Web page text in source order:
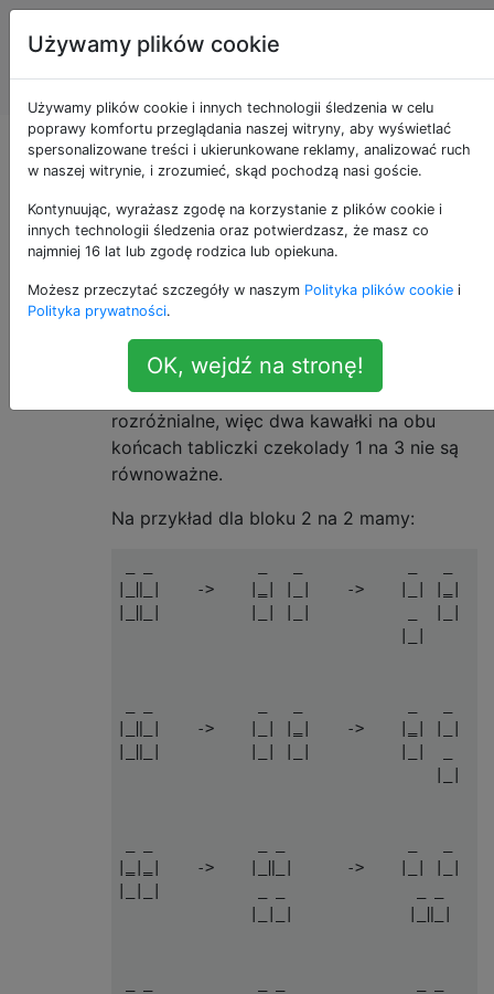
Programowanie
puzzli i Code
Golf
Czekoladowe Liczby
17 Biorąc pod uwagę m przez
przełamania pasek do mn 1 za 1 szt, w
których występuje każda przerwa na linii
siatki.
Porządek jest ważny. Kawałki są również
rozróżnialne, więc dwa kawałki na obu
końcach tabliczki czekolady 1 na 3 nie są
równoważne.
Na przykład dla bloku 2 na 2 mamy:
|_‖_|    ->    |‗| |_|    ->    |_| |‗|
|_‖_|    ->    |_| |‗|    ->    |‗| |_|
|‗|‗|    ->    |_‖_|      ->    |_| |_|
Używamy plików cookie
Używamy plików cookie i innych technologii śledzenia w celu
poprawy komfortu przeglądania naszej witryny, aby wyświetlać
spersonalizowane treści i ukierunkowane reklamy, analizować ruch
w naszej witrynie, i zrozumieć, skąd pochodzą nasi goście.
Kontynuując, wyrażasz zgodę na korzystanie z plików cookie i
innych technologii śledzenia oraz potwierdzasz, że masz co
najmniej 16 lat lub zgodę rodzica lub opiekuna.
Możesz przeczytać szczegóły w naszym Polityka plików cookie i
Polityka prywatności.
OK, wejdź na stronę!